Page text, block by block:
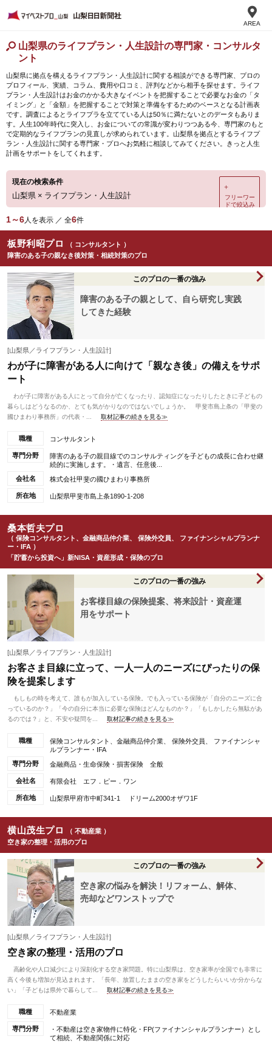
AREA
山梨県のライフプラン・人生設計の専門家・コンサルタ
ント
山梨県に拠点を構えるライフプラン・人生設計に関する相談ができる専門家、プロの
プロフィール、実績、コラム、費用や口コミ、評判などから相手を探せます。ライフ
プラン・人生設計はお金のかかる大きなイベントを把握することで必要なお金の「タ
イミング」と「金額」を把握することで対策と準備をするためのベースとなる計画表
です。調査によるとライフプラを立てている人は50％に満たないとのデータもありま
す。人生100年時代に突入し、お金についての常識が変わりつつある今、専門家のもと
で定期的なライフプランの見直しが求められています。山梨県を拠点とするライフプ
ラン・人生設計に関する専門家・プロへお気軽に相談してみてください。きっと人生
計画をサポートをしてくれます。
現在の検索条件
山梨県 × ライフプラン・人生設計
＋
フリーワー
ドで絞込み
1～6人を表示 ／ 全6件
板野利昭プロ
（ コンサルタント ）
障害のある子の親なき後対策・相続対策のプロ
このプロの一番の強み
障害のある子の親として、自ら研究し実践
してきた経験
[山梨県／ライフプラン・人生設計]
わが子に障害がある人に向けて「親なき後」の備えをサポ
ート
わが子に障害がある人にとって自分が亡くなったり、認知症になったりしたときに子どもの
暮らしはどうなるのか、とても気がかりなのではないでしょうか。 甲斐市島上条の「甲斐の
國ひまわり事務所」の代表・...
取材記事の続きを見る≫
職種 コンサルタント
専門分野
障害のある子の親目線でのコンサルティングを子どもの成長に合わせ継
続的に実施します。・遺言、任意後...
会社名
株式会社甲斐の國ひまわり事務所
所在地 山梨県甲斐市島上条1890-1-208
桑本哲夫プロ
（ 保険コンサルタント、金融商品仲介業、 保険外交員、 ファイナンシャルプランナ
ー・IFA ）
「貯蓄から投資へ」新NISA・資産形成・保険のプロ
このプロの一番の強み
お客様目線の保険提案、将来設計・資産運
用をサポート
[山梨県／ライフプラン・人生設計]
お客さま目線に立って、一人一人のニーズにぴったりの保
険を提案します
もしもの時を考えて、誰もが加入している保険。でも入っている保険が「自分のニーズに合
っているのか？」「今の自分に本当に必要な保険はどんなものか？」「もしかしたら無駄があ
るのでは？」と、不安や疑問を...
取材記事の続きを見る≫
職種
保険コンサルタント、金融商品仲介業、 保険外交員、 ファイナンシャ
ルプランナー・IFA
専門分野
金融商品・生命保険・損害保険 全般
会社名 有限会社 エフ．ピー．ワン
所在地 山梨県甲府市中町341-1 ドリーム2000オザワ1F
横山茂生プロ
（ 不動産業 ）
空き家の整理・活用のプロ
このプロの一番の強み
空き家の悩みを解決！リフォーム、解体、
売却などワンストップで
[山梨県／ライフプラン・人生設計]
空き家の整理・活用のプロ
高齢化や人口減少により深刻化する空き家問題。特に山梨県は、空き家率が全国でも非常に
高く今後も増加が見込まれます。「長年、放置したままの空き家をどうしたらいいか分からな
い」「子どもは県外で暮らして...
取材記事の続きを見る≫
職種 不動産業
専門分野
・不動産は空き家物件に特化・FP(ファイナンシャルプランナー）とし
て相続、不動産関係に対応